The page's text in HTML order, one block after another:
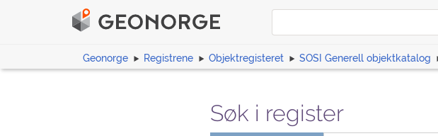
Geonorge Registrene Objektregisteret SOSI Generell objektkatalog
Søk i register